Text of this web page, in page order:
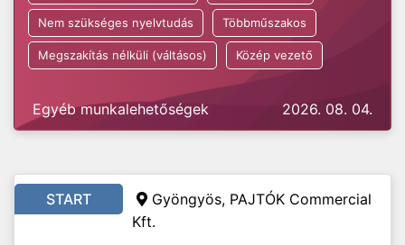
Nem szükséges nyelvtudás Többműszakos
Megszakítás nélküli (váltásos) Közép vezető
Egyéb munkalehetőségek 2026. 08. 04.
START
Gyöngyös, PAJTÓK Commercial
Kft.